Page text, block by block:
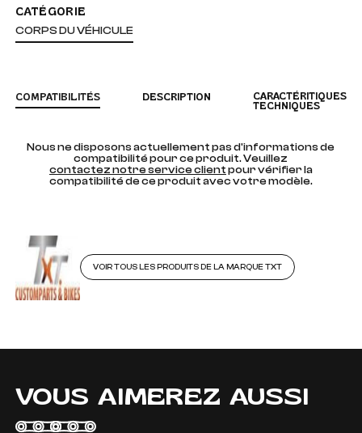
CATÉGORIE
CORPS DU VÉHICULE
COMPATIBILITÉS DESCRIPTION
CARACTÉRITIQUES
TECHNIQUES
Nous ne disposons actuellement pas d'informations de
compatibilité pour ce produit. Veuillez
contactez notre service clientpour vérifier la
compatibilité de ce produit avec votre modèle.
VOIR TOUS LES PRODUITS DE LA MARQUE TXT
VOUS AIMEREZ AUSSI